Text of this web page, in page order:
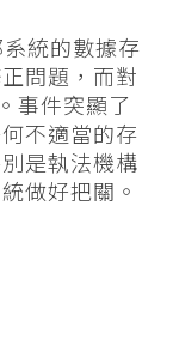
統的數據存
問題，而對
事件突顯了
不適當的存
是執法機構
做好把關。